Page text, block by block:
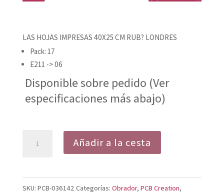
LAS HOJAS IMPRESAS 40X25 CM RUB? LONDRES
Pack: 17
E211 -> 06
Disponible sobre pedido (Ver
especificaciones más abajo)
Añadir a la cesta
SKU: PCB-036142 Categorías: Obrador, PCB Creation,